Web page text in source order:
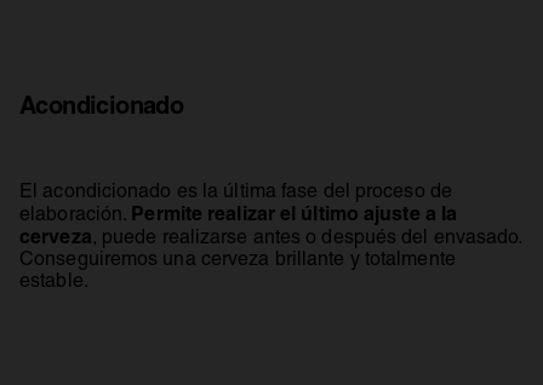
Acondicionado
El acondicionado es la última fase del proceso de
elaboración. Permite realizar el último ajuste a la
cerveza, puede realizarse antes o después del envasado.
Conseguiremos una cerveza brillante y totalmente
estable.